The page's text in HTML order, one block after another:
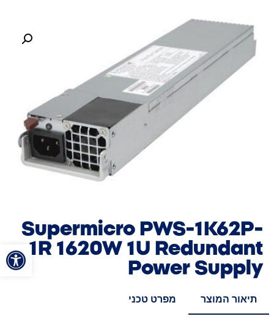
פתח
Supermicro PWS-1K62P-
1R 1620W 1U Redundant
Power Supply
תיאור המוצר מפרט טכני